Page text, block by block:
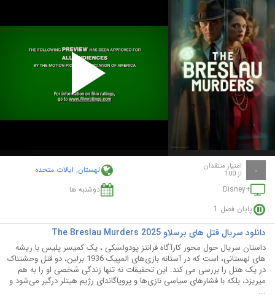
Play
Video
- امتیاز منتقدان
از 100 لهستان, ایالات متحده
+Disney
دوشنبه ها
پایان فصل 1
دانلود سریال قتل های برسلاو The Breslau Murders 2025
داستان سریال حول محور کارآگاه فرانتز پودولسکی ، یک کمیسر پلیس با ریشه‌
های لهستانی، است که در آستانه بازی‌های المپیک 1936 برلین، دو قتل وحشتناک
در یک هتل را بررسی می‌ کند. این تحقیقات نه تنها زندگی شخصی او را به هم
میریزد، بلکه با فشارهای سیاسی نازی‌ها و پروپاگاندای رژیم هیتلر درگیر می‌شود و
...